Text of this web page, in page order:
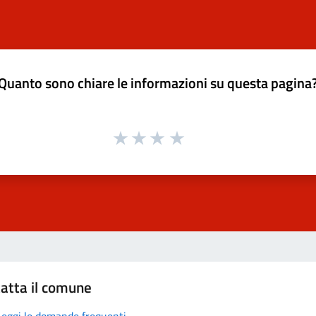
sono chiare le informazioni su questa
il comune